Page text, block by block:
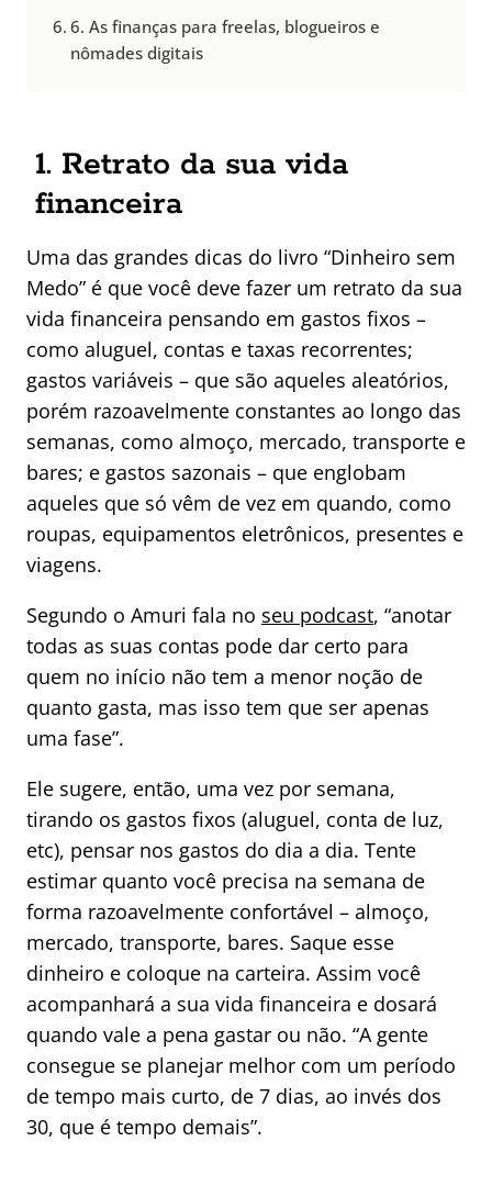
6. As finanças para freelas, blogueiros e
nômades digitais
1. Retrato da sua vida
financeira
Uma das grandes dicas do livro “Dinheiro sem
Medo” é que você deve fazer um retrato da sua
vida financeira pensando em gastos fixos –
como aluguel, contas e taxas recorrentes;
gastos variáveis – que são aqueles aleatórios,
porém razoavelmente constantes ao longo das
semanas, como almoço, mercado, transporte e
bares; e gastos sazonais – que englobam
aqueles que só vêm de vez em quando, como
roupas, equipamentos eletrônicos, presentes e
viagens.
Segundo o Amuri fala no seu podcast, “anotar
todas as suas contas pode dar certo para
quem no início não tem a menor noção de
quanto gasta, mas isso tem que ser apenas
uma fase”.
Ele sugere, então, uma vez por semana,
tirando os gastos fixos (aluguel, conta de luz,
etc), pensar nos gastos do dia a dia. Tente
estimar quanto você precisa na semana de
forma razoavelmente confortável – almoço,
mercado, transporte, bares. Saque esse
dinheiro e coloque na carteira. Assim você
acompanhará a sua vida financeira e dosará
quando vale a pena gastar ou não. “A gente
consegue se planejar melhor com um período
de tempo mais curto, de 7 dias, ao invés dos
30, que é tempo demais”.